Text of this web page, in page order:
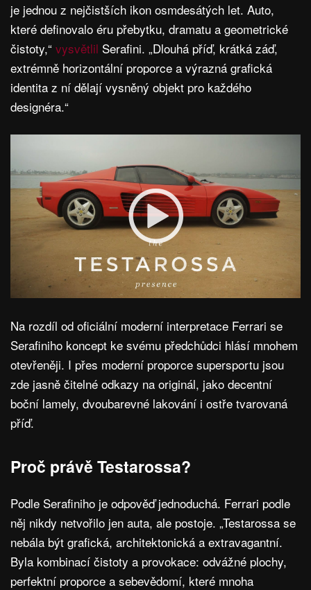
je jednou z nejčistších ikon osmdesátých let. Auto,
které definovalo éru přebytku, dramatu a geometrické
čistoty,“ vysvětlil Serafini. „Dlouhá příď, krátká záď,
extrémně horizontální proporce a výrazná grafická
identita z ní dělají vysněný objekt pro každého
designéra.“
Na rozdíl od oficiální moderní interpretace Ferrari se
Serafiniho koncept ke svému předchůdci hlásí mnohem
otevřeněji. I přes moderní proporce supersportu jsou
zde jasně čitelné odkazy na originál, jako decentní
boční lamely, dvoubarevné lakování i ostře tvarovaná
příď.
Proč právě Testarossa?
Podle Serafiniho je odpověď jednoduchá. Ferrari podle
něj nikdy netvořilo jen auta, ale postoje. „Testarossa se
nebála být grafická, architektonická a extravagantní.
Byla kombinací čistoty a provokace: odvážné plochy,
perfektní proporce a sebevědomí, které mnoha